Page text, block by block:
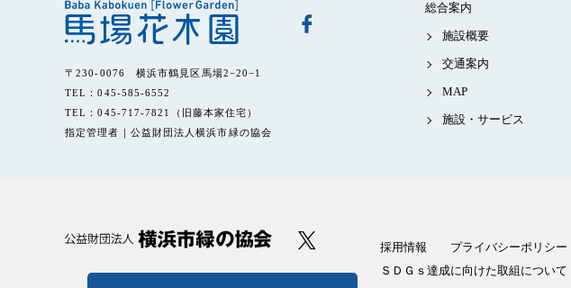
〒230-0076 横浜市鶴見区馬場2−20−1
TEL：045-585-6552
TEL：045-717-7821（旧藤本家住宅）
指定管理者｜公益財団法人横浜市緑の協会
総合案内
施設概要
交通案内
MAP
施設・サービス
採用情報 プライバシーポリシー
ＳＤＧｓ達成に向けた取組について